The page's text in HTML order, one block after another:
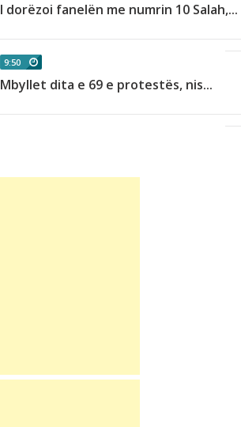
I dorëzoi fanelën me numrin 10 Salah,...
9:50
Mbyllet dita e 69 e protestës, nis...